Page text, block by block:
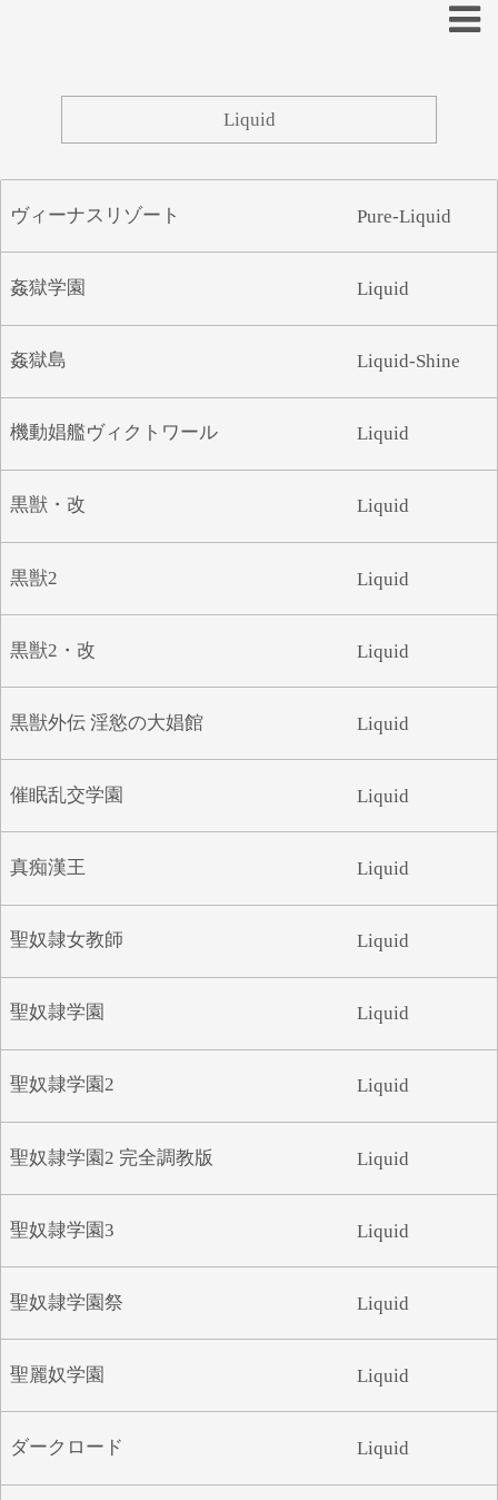
あ い う え お
さ
た ち つ て と
な の
は
ま み む め も
や
ヴィーナスリゾート Pure-Liquid
姦獄学園 Liquid
姦獄島 Liquid-Shine
機動娼艦ヴィクトワール Liquid
黒獣・改 Liquid
黒獣2 Liquid
黒獣2・改 Liquid
黒獣外伝 淫慾の大娼館 Liquid
催眠乱交学園 Liquid
真痴漢王 Liquid
聖奴隷女教師 Liquid
聖奴隷学園 Liquid
聖奴隷学園2 Liquid
聖奴隷学園2 完全調教版 Liquid
聖奴隷学園3 Liquid
聖奴隷学園祭 Liquid
聖麗奴学園 Liquid
ダークロード Liquid